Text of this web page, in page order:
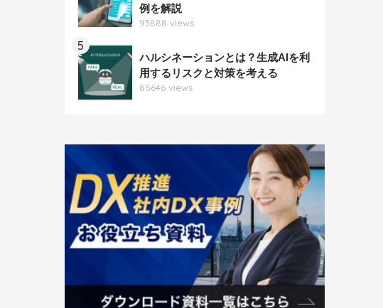
例を解説
93888 views
5
ハルシネーションとは？生成AIを利
用するリスクと対策を考える
85646 views